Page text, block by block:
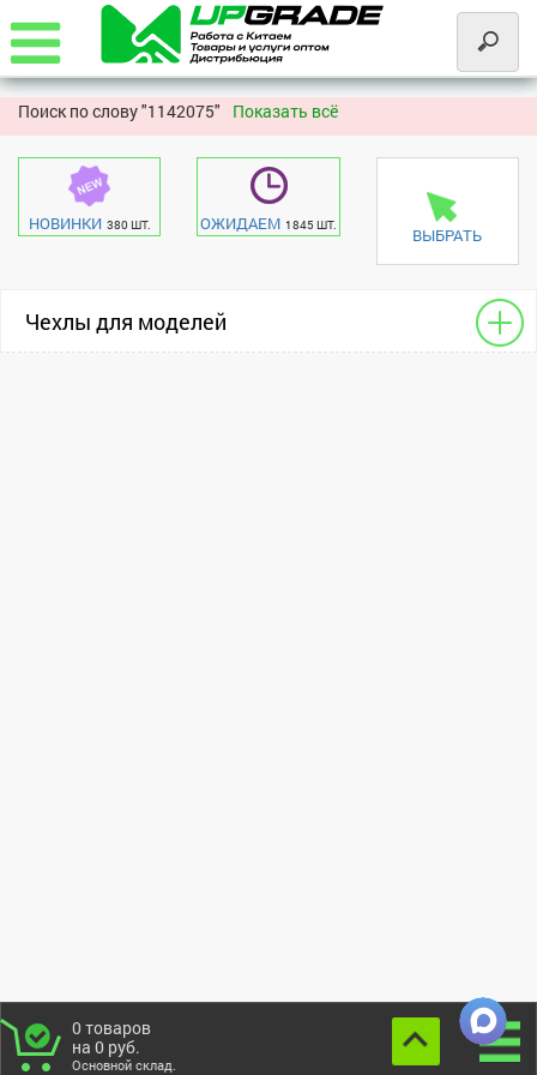
Поиск по слову "1142075" Показать всё
НОВИНКИ 380 ШТ. ОЖИДАЕМ 1845 ШТ. ВЫБРАТЬ
Чехлы для моделей
0 товаров
на 0 руб.
Основной склад.